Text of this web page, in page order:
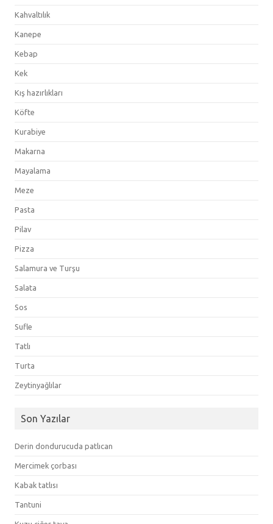
Kahvaltılık
Kanepe
Kebap
Kek
Kış hazırlıkları
Köfte
Kurabiye
Makarna
Mayalama
Meze
Pasta
Pilav
Pizza
Salamura ve Turşu
Salata
Sos
Sufle
Tatlı
Turta
Zeytinyağlılar
Son Yazılar
Derin dondurucuda patlıcan
Mercimek çorbası
Kabak tatlısı
Tantuni